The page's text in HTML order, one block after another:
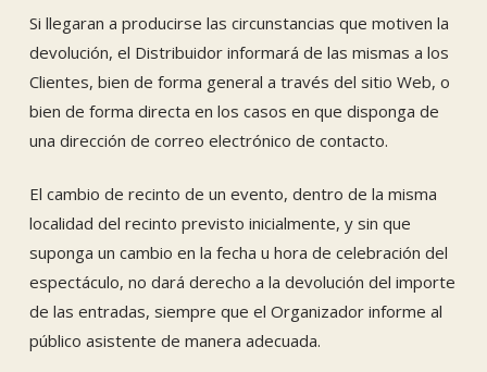
Si llegaran a producirse las circunstancias que motiven la
devolución, el Distribuidor informará de las mismas a los
Clientes, bien de forma general a través del sitio Web, o
bien de forma directa en los casos en que disponga de
una dirección de correo electrónico de contacto.
El cambio de recinto de un evento, dentro de la misma
localidad del recinto previsto inicialmente, y sin que
suponga un cambio en la fecha u hora de celebración del
espectáculo, no dará derecho a la devolución del importe
de las entradas, siempre que el Organizador informe al
público asistente de manera adecuada.